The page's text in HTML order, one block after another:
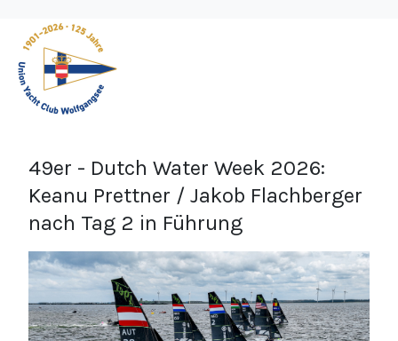
49er - Dutch Water Week 2026:
Keanu Prettner / Jakob Flachberger
nach Tag 2 in Führung